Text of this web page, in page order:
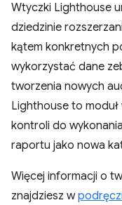
Wtyczki Lighthouse
dziedzinie
kątem konkretnych
wykorzystać dane
tworzenia nowych
Lighthouse to
kontroli do
raportu jako nowa
Więcej informacji o
znajdziesz w